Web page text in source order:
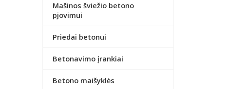
Mašinos šviežio betono
pjovimui
Priedai betonui
Betonavimo įrankiai
Betono maišyklės